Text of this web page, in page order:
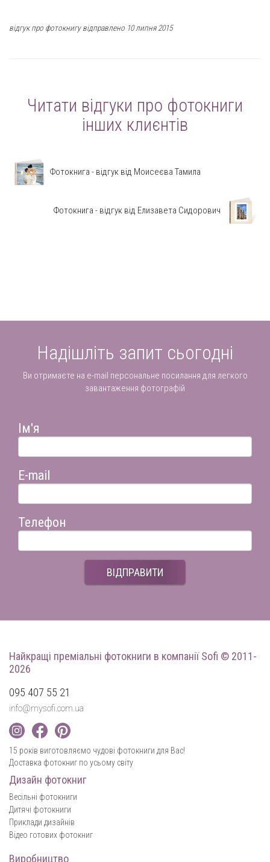
відгук про фотокнигу відправлено 10 липня 2015
Читати відгуки про фотокниги
інших клиєнтів
Фотокнига - відгук від Моисеєва Тамила
Фотокнига - відгук від Елизавета Сидорович
Надішліть запит сьогодні
Ви отримаєте на e-mail персональне посилання для легкого
завантаження фотографій
Ім'я
E-mail
Телефон
ВІДПРАВИТИ
Найкращі преміальні фотокниги в компанії Sofi © 2011-
2026
095 407 55 21
info@mysofi.com.ua
15 років виготовляємо чудові фотокниги для Вас!
Доставка фотокниг по усьому світу
Дизайн фотокниг
Весільні фотокниги
Дитячі фотокниги
Приклади дизайнів
Відео готових фотокниг
Виробництво